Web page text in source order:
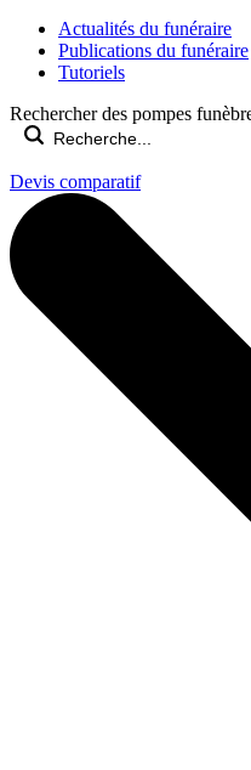
Actualités du funéraire
Publications du funéraire
Tutoriels
Rechercher des pompes
Devis comparatif